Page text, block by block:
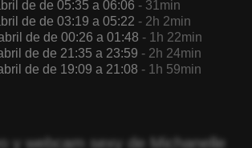
de de 05:35 a 06:06 - 31min
de de 03:19 a 05:22 - 2h 2min
de de 00:26 a 01:48 - 1h 22min
de de 21:35 a 23:59 - 2h 24min
de de 19:09 a 21:08 - 1h 59min
y webcam sexy de Michanelle